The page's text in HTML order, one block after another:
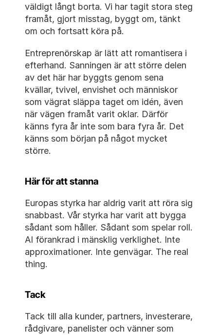
väldigt långt borta. Vi har tagit stora steg
framåt, gjort misstag, byggt om, tänkt
om och fortsatt köra på.
Entreprenörskap är lätt att romantisera i
efterhand. Sanningen är att större delen
av det här har byggts genom sena
kvällar, tvivel, envishet och människor
som vägrat släppa taget om idén, även
när vägen framåt varit oklar. Därför
känns fyra år inte som bara fyra år. Det
känns som början på något mycket
större.
Här för att stanna
Europas styrka har aldrig varit att röra sig
snabbast. Vår styrka har varit att bygga
sådant som håller. Sådant som spelar roll.
AI förankrad i mänsklig verklighet. Inte
approximationer. Inte genvägar. The real
thing.
Tack
Tack till alla kunder, partners, investerare,
rådgivare, panelister och vänner som